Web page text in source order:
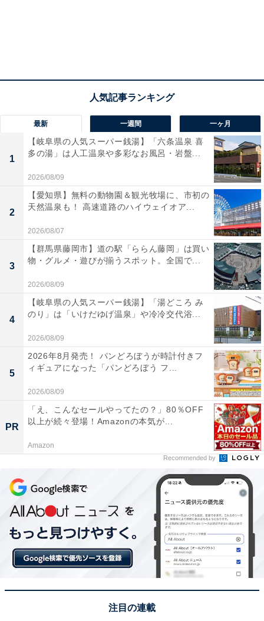
最新 一週間 一ヶ月
1
【岐阜県の人気スーパー銭湯】「六条温泉 喜
多の湯」は人工温泉や多彩なお風呂・岩盤...
2026/08/09
2
【愛知県】無料の動物園＆観光牧場に、市初の
天然温泉も！ 高速道路のハイウェイオア...
2026/08/07
3
【群馬県藤岡市】道の駅「ららん藤岡」は買い
物・グルメ・遊びが揃うスポット。全国で...
2026/08/09
4
【岐阜県の人気スーパー銭湯】「湯どころ み
のり」は「いけだゆげ温泉」や冷冷交代浴...
2026/08/09
5
2026年8月発売！ パンどろぼうが時計付きフ
ィギュアになった「パンどろぼう フ...
2026/08/09
PR
「え、こんなセールやってたの？」80％OFF
以上が続々登場！Amazonの本気が...
Amazon
Recommended by
注目の連載